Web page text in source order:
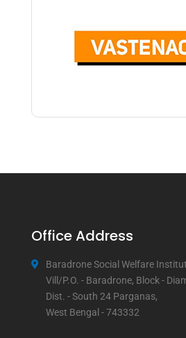
Office Address
Baradrone Social Welfare
Vill/P.O. - Baradrone, Block -
Dist. - South 24 Parganas,
West Bengal - 743332